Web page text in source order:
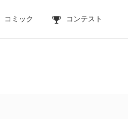
コミック コンテスト